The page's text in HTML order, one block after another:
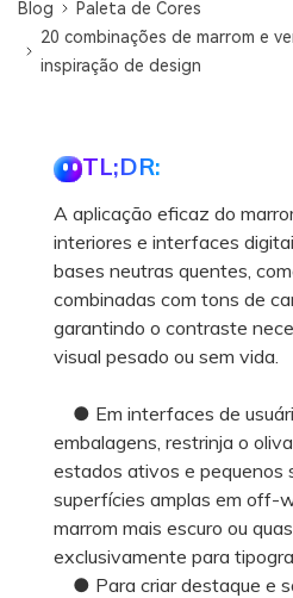
Blog
Paleta de Cores
20 combinações de marrom e
inspiração de design
TL;DR:
A aplicação eficaz do
interiores e interfaces
bases neutras quentes,
combinadas com tons de
garantindo o contraste
visual pesado ou sem vida.
● Em interfaces de
embalagens, restrinja o
estados ativos e pequenos
superfícies amplas em off-
marrom mais escuro ou
exclusivamente para
● Para criar destaque e